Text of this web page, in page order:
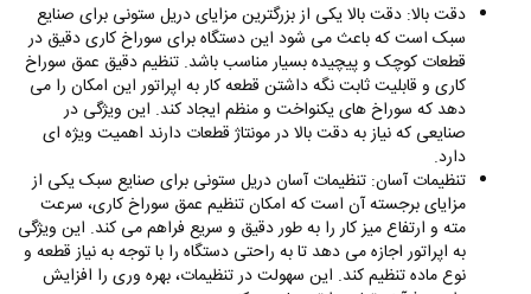
دقت بالا: دقت بالا یکی از بزرگترین مزایای دریل ستونی برای صنایع
سبک است که باعث می‌ شود این دستگاه برای سوراخ کاری دقیق در
قطعات کوچک و پیچیده بسیار مناسب باشد. تنظیم دقیق عمق سوراخ
کاری و قابلیت ثابت نگه داشتن قطعه کار به اپراتور این امکان را می‌
دهد که سوراخ‌ های یکنواخت و منظم ایجاد کند. این ویژگی در
صنایعی که نیاز به دقت بالا در مونتاژ قطعات دارند اهمیت ویژه‌ ای
دارد.
تنظیمات آسان: تنظیمات آسان دریل ستونی برای صنایع سبک یکی از
مزایای برجسته آن است که امکان تنظیم عمق سوراخ کاری، سرعت
مته و ارتفاع میز کار را به‌ طور دقیق و سریع فراهم می‌ کند. این ویژگی
به اپراتور اجازه می‌ دهد تا به‌ راحتی دستگاه را با توجه به نیاز قطعه و
نوع ماده تنظیم کند. این سهولت در تنظیمات، بهره‌ وری را افزایش